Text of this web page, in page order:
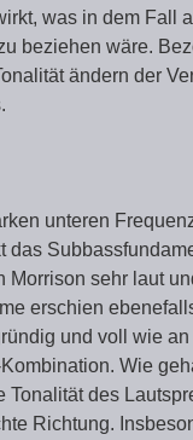
was in dem Fall
beziehen wäre.
ändern der
unteren
das
Morrison sehr laut
erschien
und voll wie
Wie
Tonalität des
Richtung.